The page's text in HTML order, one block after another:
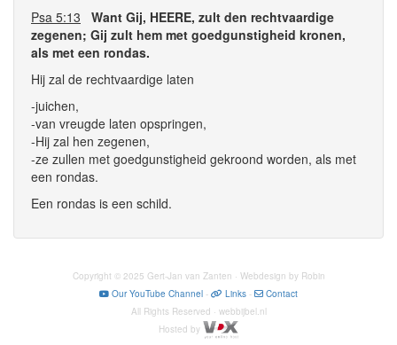
Psa 5:13
Want Gij, HEERE, zult den rechtvaardige
zegenen; Gij zult hem met goedgunstigheid kronen,
als met een rondas.
Hij zal de rechtvaardige laten
-juichen,
-van vreugde laten opspringen,
-Hij zal hen zegenen,
-ze zullen met goedgunstigheid gekroond worden, als met
een rondas.
Een rondas is een schild.
Copyright © 2025 Gert-Jan van Zanten · Webdesign by Robin
Our YouTube Channel - Links -
Contact
All Rights Reserved · webbijbel.nl
Hosted by